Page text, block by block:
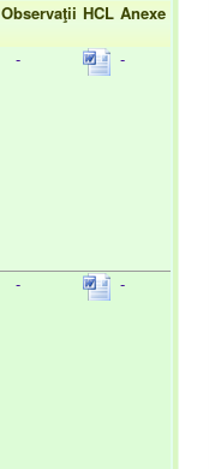
Observaţii HCL Anexe
- -
- -